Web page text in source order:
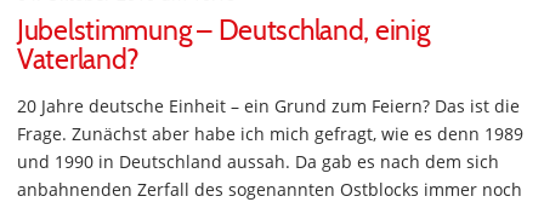
Jubelstimmung – Deutschland, einig
Vaterland?
20 Jahre deutsche Einheit – ein Grund zum Feiern? Das ist die
Frage. Zunächst aber habe ich mich gefragt, wie es denn 1989
und 1990 in Deutschland aussah. Da gab es nach dem sich
anbahnenden Zerfall des sogenannten Ostblocks immer noch